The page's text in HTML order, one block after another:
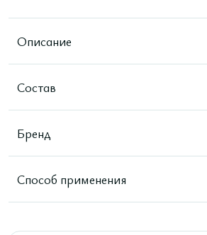
Описание
Состав
Бренд
Способ применения